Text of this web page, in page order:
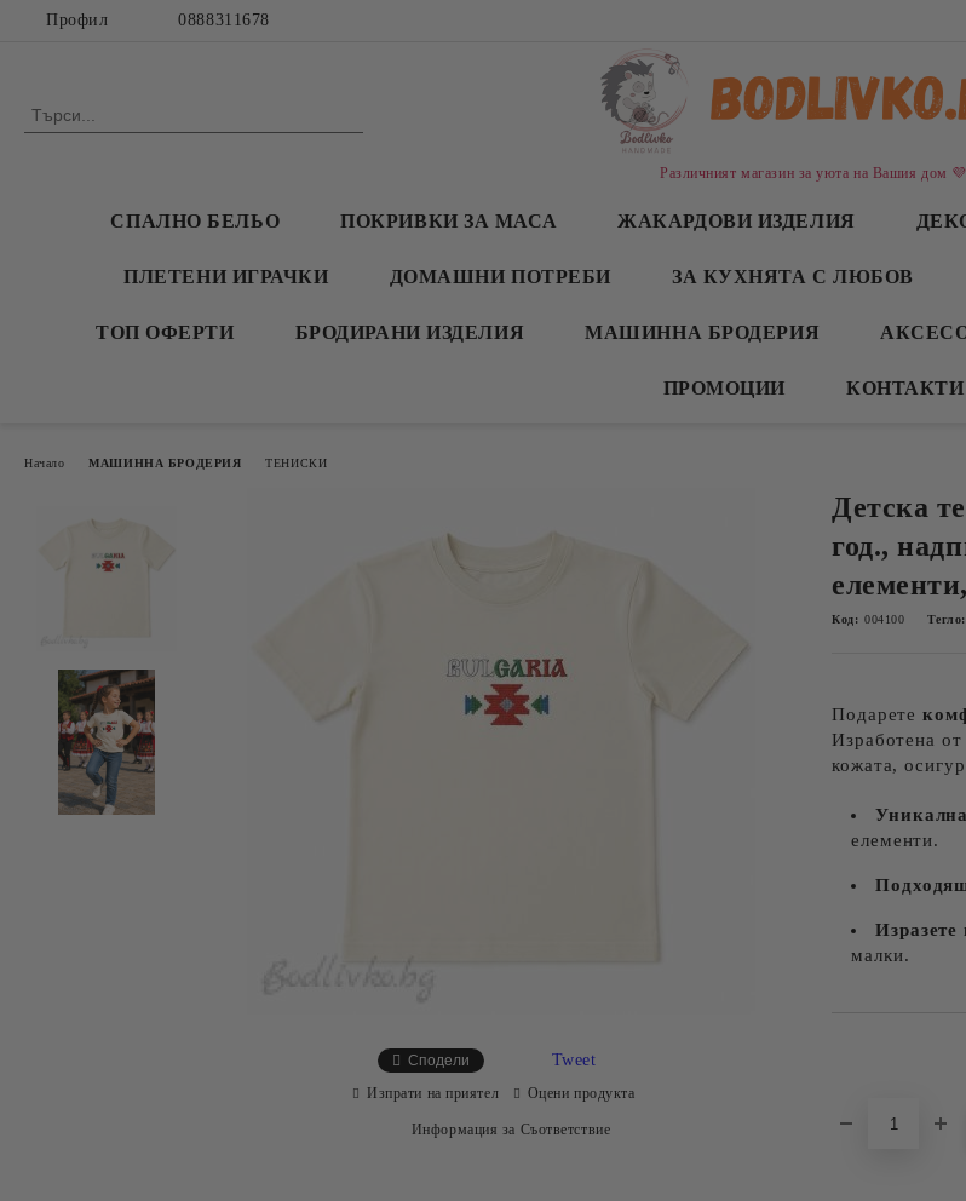
Профил 0888311678
Различният магазин за уюта на Вашия дом 💜
СПАЛНО БЕЛЬО ПОКРИВКИ ЗА МАСА ЖАКАРДОВИ ИЗДЕЛИЯ
ПЛЕТЕНИ ИГРАЧКИ ДОМАШНИ ПОТРЕБИ ЗА КУХНЯТА С ЛЮБОВ
ТОП ОФЕРТИ БРОДИРАНИ ИЗДЕЛИЯ МАШИННА БРОДЕРИЯ
ПРОМОЦИИ КОНТАКТИ
Начало МАШИННА БРОДЕРИЯ ТЕНИСКИ
Детска
год.,
Код: 004100 Тегло:
Подарете
Изработена от
кожата,
елементи.
Изразете
малки.
Сподели Tweet
Изпрати на приятел Оцени продукта
Информация за Съответствие